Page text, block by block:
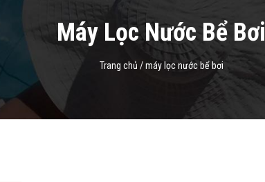
Máy Lọc Nước Bể Bơi
Trang chủ /máy lọc nước bể bơi